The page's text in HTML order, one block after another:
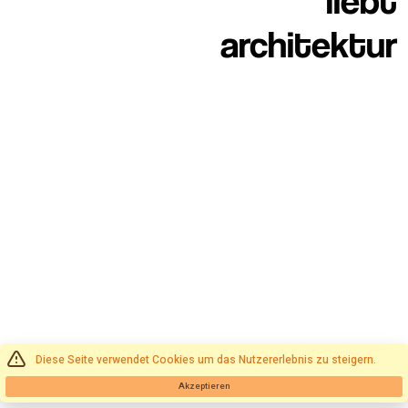
architektur
Diese Seite verwendet Cookies um das Nutzererlebnis zu steigern.
Akzeptieren